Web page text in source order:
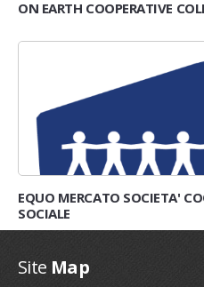
ON EARTH COOPERATIVE
EQUO MERCATO SOCIETA'
SOCIALE
Site Map